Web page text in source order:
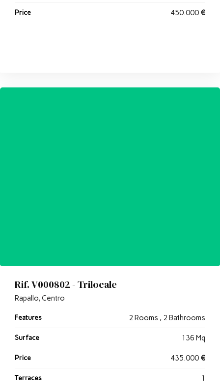
Price 450.000 €
Rif. V000802 - Trilocale
Rapallo, Centro
Features 2 Rooms , 2 Bathrooms
Surface 136 Mq
Price 435.000 €
Terraces 1